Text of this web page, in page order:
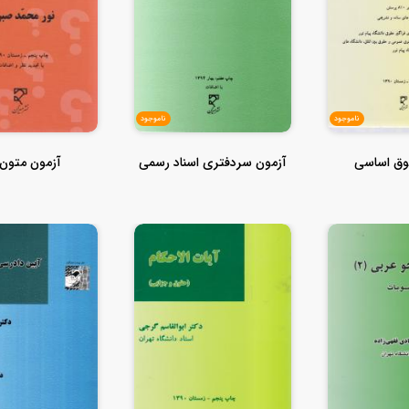
ناموجود
اساسی
ناموجود
آزمون سردفتری اسناد رسمی آزمون